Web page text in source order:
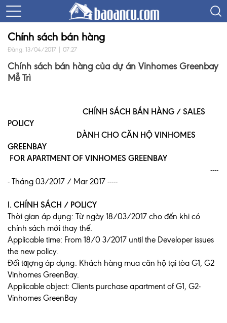
Chính sách bán hàng
Đăng: 13/04/2017 | 07:27
Chính sách bán hàng của dự án Vinhomes Greenbay
Mễ Trì
CHÍNH SÁCH BÁN HÀNG / SALES
POLICY
DÀNH CHO CĂN HỘ VINHOMES
GREENBAY
FOR APARTMENT OF VINHOMES GREENBAY
----
- Tháng 03/2017 / Mar 2017 -----
I. CHÍNH SÁCH / POLICY
Thời gian áp dụng: Từ ngày 18/03/2017 cho đến khi có
chính sách mới thay thế.
Applicable time: From 18/0 3/2017 until the Developer issues
the new policy.
Đối tƣợng áp dụng: Khách hàng mua căn hộ tại tòa G1, G2
Vinhomes GreenBay.
Applicable object: Clients purchase apartment of G1, G2-
Vinhomes GreenBay